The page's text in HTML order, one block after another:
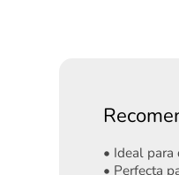
• Ideal
• Perfecta